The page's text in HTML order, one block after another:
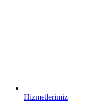
Hizmetlerimiz